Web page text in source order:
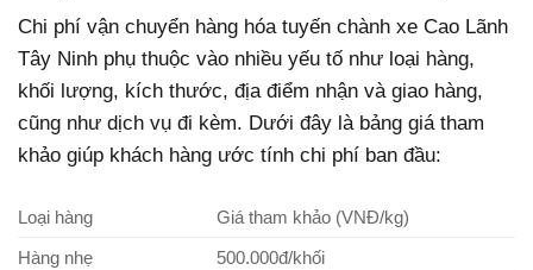
Chi phí vận chuyển hàng hóa tuyến chành xe Cao Lãnh
Tây Ninh phụ thuộc vào nhiều yếu tố như loại hàng,
khối lượng, kích thước, địa điểm nhận và giao hàng,
cũng như dịch vụ đi kèm. Dưới đây là bảng giá tham
khảo giúp khách hàng ước tính chi phí ban đầu:
Loại hàng
Giá tham khảo (VNĐ/kg)
Hàng nhẹ
500.000đ/khối